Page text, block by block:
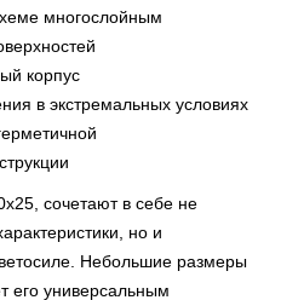
многослойным
корпус
в экстремальных условиях
сочетают в себе не
но и
Небольшие размеры
его универсальным